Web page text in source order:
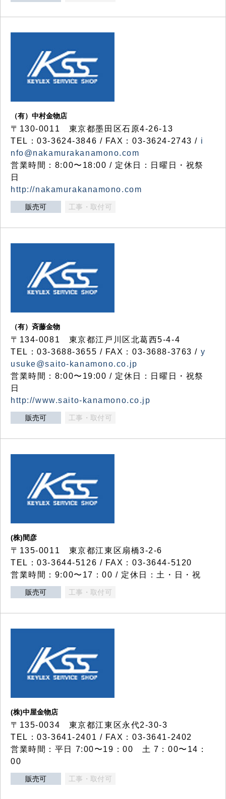
（有）中村金物店
〒130-0011 東京都墨田区石原4-26-13
TEL：03-3624-3846 / FAX：03-3624-2743 / i
nfo@nakamurakanamono.com
営業時間：8:00〜18:00 / 定休日：日曜日・祝祭
日
http://nakamurakanamono.com
販売可 工事・取付可
（有）斉藤金物
〒134-0081 東京都江戸川区北葛西5-4-4
TEL：03-3688-3655 / FAX：03-3688-3763 / y
usuke@saito-kanamono.co.jp
営業時間：8:00〜19:00 / 定休日：日曜日・祝祭
日
http://www.saito-kanamono.co.jp
販売可 工事・取付可
(株)間彦
〒135-0011 東京都江東区扇橋3-2-6
TEL：03-3644-5126 / FAX：03-3644-5120
営業時間：9:00〜17：00 / 定休日：土・日・祝
販売可 工事・取付可
(株)中屋金物店
〒135-0034 東京都江東区永代2-30-3
TEL：03-3641-2401 / FAX：03-3641-2402
営業時間：平日 7:00〜19：00 土 7：00〜14：
00
販売可 工事・取付可